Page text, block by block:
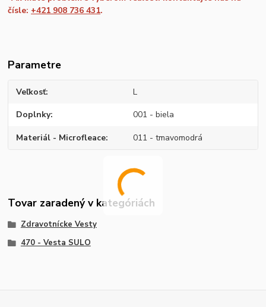
čísle: +421 908 736 431.
Parametre
Veľkosť L
Doplnky 001 - biela
Materiál - Microfleace 011 - tmavomodrá
Tovar zaradený v kategóriách
Zdravotnícke Vesty
470 - Vesta SULO